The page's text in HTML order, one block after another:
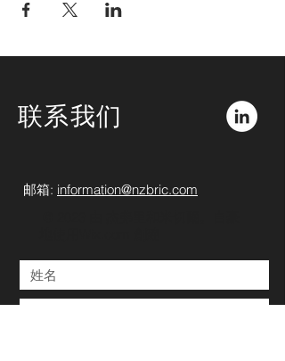
联系我们
邮箱: information@nzbric.com